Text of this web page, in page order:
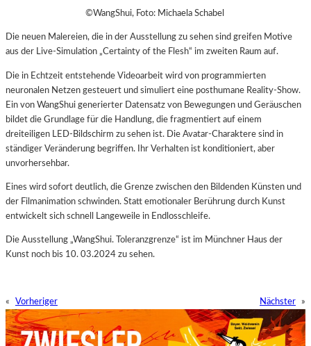
©WangShui, Foto: Michaela Schabel
Die neuen Malereien, die in der Ausstellung zu sehen sind greifen Motive
aus der Live-Simulation „Certainty of the Flesh“ im zweiten Raum auf.
Die in Echtzeit entstehende Videoarbeit wird von programmierten
neuronalen Netzen gesteuert und simuliert eine posthumane Reality-Show.
Ein von WangShui generierter Datensatz von Bewegungen und Geräuschen
bildet die Grundlage für die Handlung, die fragmentiert auf einem
dreiteiligen LED-Bildschirm zu sehen ist. Die Avatar-Charaktere sind in
ständiger Veränderung begriffen. Ihr Verhalten ist konditioniert, aber
unvorhersehbar.
Eines wird sofort deutlich, die Grenze zwischen den Bildenden Künsten und
der Filmanimation schwinden. Statt emotionaler Berührung durch Kunst
entwickelt sich schnell Langeweile in Endlosschleife.
Die Ausstellung „WangShui. Toleranzgrenze“ ist im Münchner Haus der
Kunst noch bis 10. 03.2024 zu sehen.
« Vorheriger Nächster »